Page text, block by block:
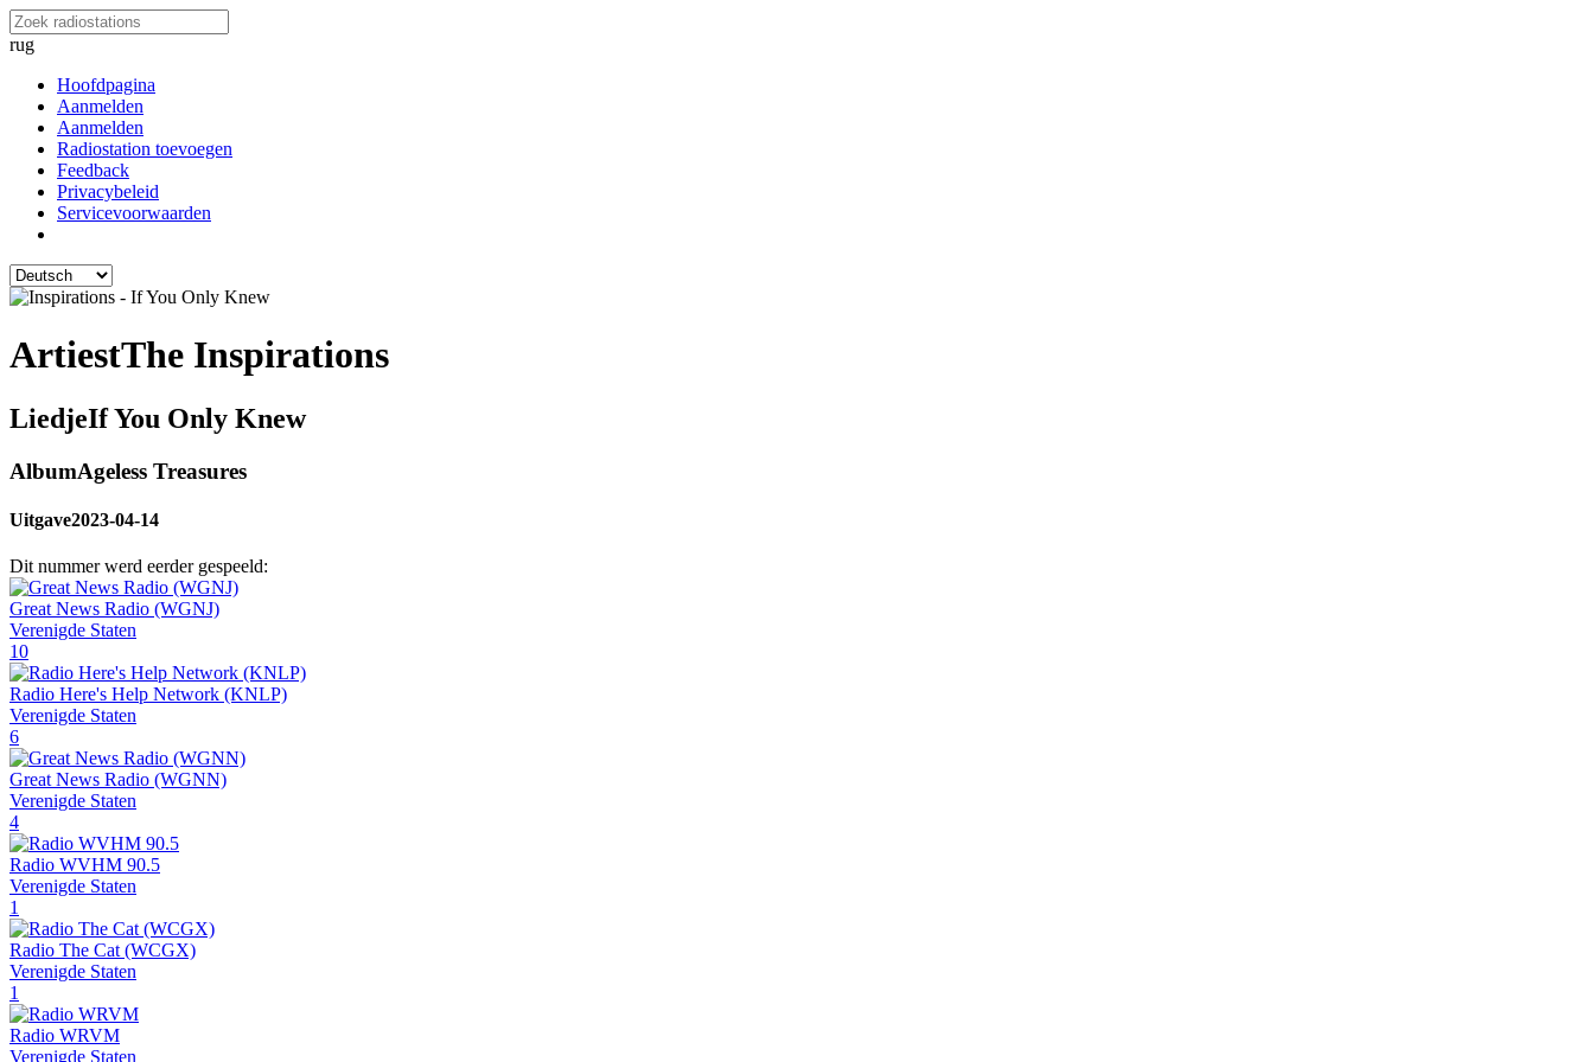
rug
Hoofdpagina
Aanmelden
Aanmelden
Radiostation toevoegen
Feedback
Privacybeleid
Servicevoorwaarden
ArtiestThe Inspirations
LiedjeIf You Only Knew
AlbumAgeless Treasures
Uitgave2023-04-14
Dit nummer werd eerder gespeeld:
Great News Radio (WGNJ)
Verenigde Staten
10
Radio Here's Help Network (KNLP)
Verenigde Staten
6
Great News Radio (WGNN)
Verenigde Staten
4
Radio WVHM 90.5
Verenigde Staten
1
Radio The Cat (WCGX)
Verenigde Staten
1
Radio WRVM
Verenigde Staten